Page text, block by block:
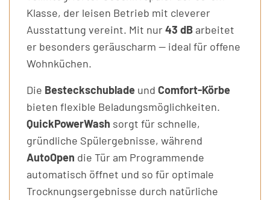
Klasse, der leisen Betrieb mit cleverer
Ausstattung vereint. Mit nur43 dB arbeitet
er besonders geräuscharm — ideal für offene
Wohnküchen.
Die Besteckschublade und Comfort-Körbe
bieten flexible Beladungsmöglichkeiten.
QuickPowerWash sorgt für schnelle,
gründliche Spülergebnisse, während
AutoOpen die Tür am Programmende
automatisch öffnet und so für optimale
Trocknungsergebnisse durch natürliche